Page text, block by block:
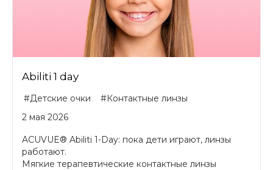
Abiliti 1 day
#Детские очки
#Контактные линзы
2 мая 2026
ACUVUE® Abiliti 1-Day: пока дети играют, линзы
работают.
Мягкие терапевтические контактные линзы